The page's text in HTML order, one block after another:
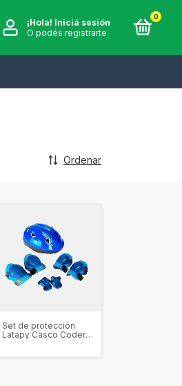
¡Hola! Iniciá sesión
O podés registrarte
0
Ordenar
Set de protección
Latapy Casco Codera